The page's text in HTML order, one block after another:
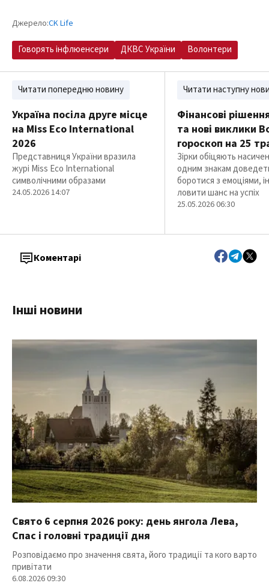
Джерело:CK Life
Говорять інфлюенсери ДКВС України Волонтери
Читати попередню новину
Україна посіла друге місце
на Miss Eco International
2026
Представниця України вразила
журі Miss Eco International
символічними образами
24.05.2026 14:07
Читати наступну
Фінансові
та нові виклики
гороскоп на 25
Зірки обіцяють
одним знакам
боротися з емоціями,
ловити шанс на успіх
25.05.2026 06:30
Коментарі
Інші новини
Свято 6 серпня 2026 року: день янгола Лева,
Спас і головні традиції дня
Розповідаємо про значення свята, його традиції та кого варто
привітати
6.08.2026 09:30